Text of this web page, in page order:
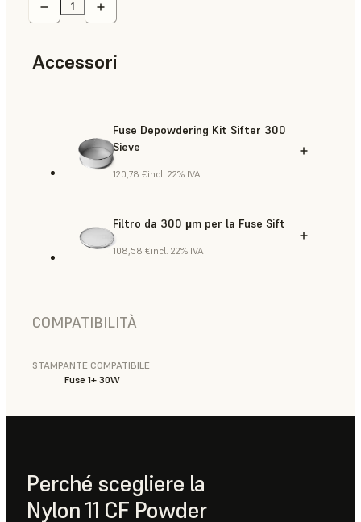
Accessori
Fuse Depowdering Kit Sifter 300
Sieve
120,78 €incl. 22% IVA
Filtro da 300 µm per la Fuse Sift
108,58 €incl. 22% IVA
COMPATIBILITÀ
STAMPANTE COMPATIBILE
Fuse 1+ 30W
Perché scegliere la
Nylon 11 CF Powder